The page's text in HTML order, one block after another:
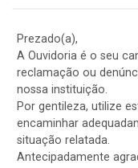
Prezado(a),
A Ouvidoria é o seu
reclamação ou
nossa instituição.
Por gentileza, utilize
encaminhar
situação relatada.
Antecipadamente